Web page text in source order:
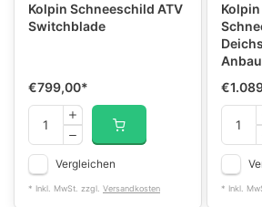
Kolpin Schneeschild ATV
Switchblade
€799,00*
Vergleichen
* Inkl. MwSt. zzgl. Versandkosten * Inkl.